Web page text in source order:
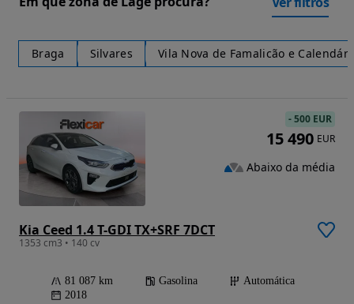
Braga Silvares Vila Nova de Famalicão e
Kia Ceed 1.4 T-GDI TX+SRF 7DCT
1353 cm3 • 140 cv
81 087 km Gasolina
Automática
2018
-500 EUR
15 490 EUR
Abaixo da média